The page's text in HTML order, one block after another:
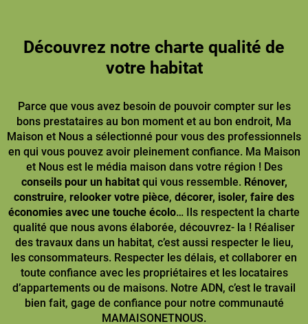
Découvrez notre charte qualité de
votre habitat
Parce que vous avez besoin de pouvoir compter sur les
bons prestataires au bon moment et au bon endroit, Ma
Maison et Nous a sélectionné pour vous des professionnels
en qui vous pouvez avoir pleinement confiance. Ma Maison
et Nous est le média maison dans votre région ! Des
conseils pour un habitatqui vous ressemble. Rénover,
construire, relooker votre pièce, décorer, isoler, faire des
économies avec une touche écolo… Ils respectent la charte
qualité que nous avons élaborée, découvrez- la ! Réaliser
des travaux dans un habitat, c’est aussi respecter le lieu,
les consommateurs. Respecter les délais, et collaborer en
toute confiance avec les propriétaires et les locataires
d’appartements ou de maisons. Notre ADN, c’est le travail
bien fait, gage de confiance pour notre communauté
MAMAISONETNOUS.